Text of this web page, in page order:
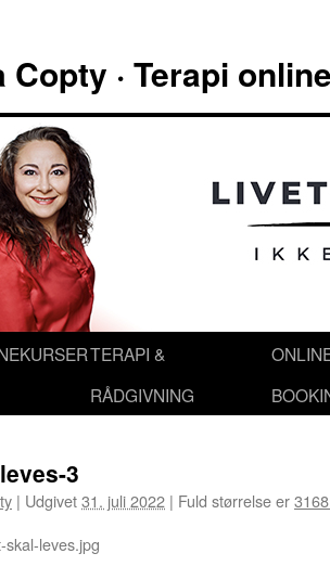
· Terapi
TERAPI &
RÅDGIVNING
3
| Udgivet31. juli 2022 | Fuld størrelse er
leves.jpg